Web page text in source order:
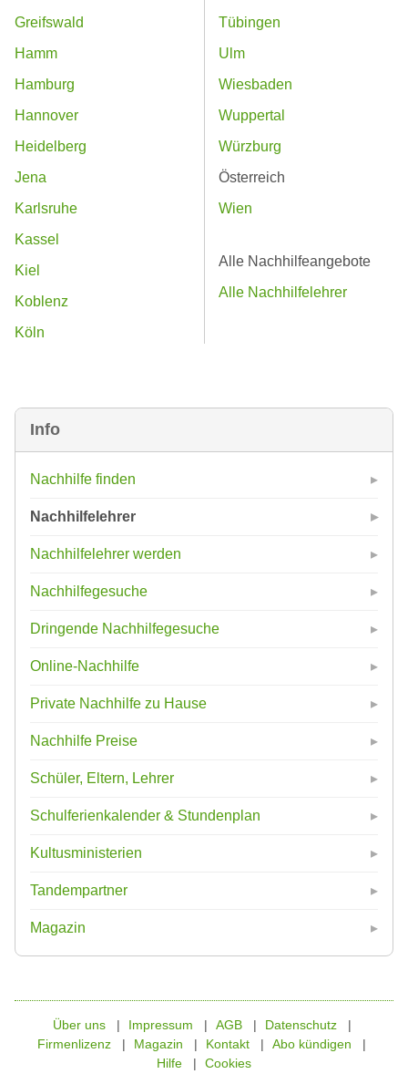
Info
Nachhilfe finden
Nachhilfelehrer
Nachhilfelehrer werden
Nachhilfegesuche
Dringende Nachhilfegesuche
Online-Nachhilfe
Private Nachhilfe zu Hause
Nachhilfe Preise
Schüler, Eltern, Lehrer
Schulferienkalender & Stundenplan
Kultusministerien
Tandempartner
Magazin
Greifswald
Hamm
Hamburg
Hannover
Heidelberg
Jena
Karlsruhe
Kassel
Kiel
Koblenz
Köln
Tübingen
Ulm
Wiesbaden
Wuppertal
Würzburg
Österreich
Wien
Alle Nachhilfeangebote
Alle Nachhilfelehrer
Über uns Impressum AGB
Datenschutz
Firmenlizenz
Magazin Kontakt
Abo kündigen
Hilfe
Cookies